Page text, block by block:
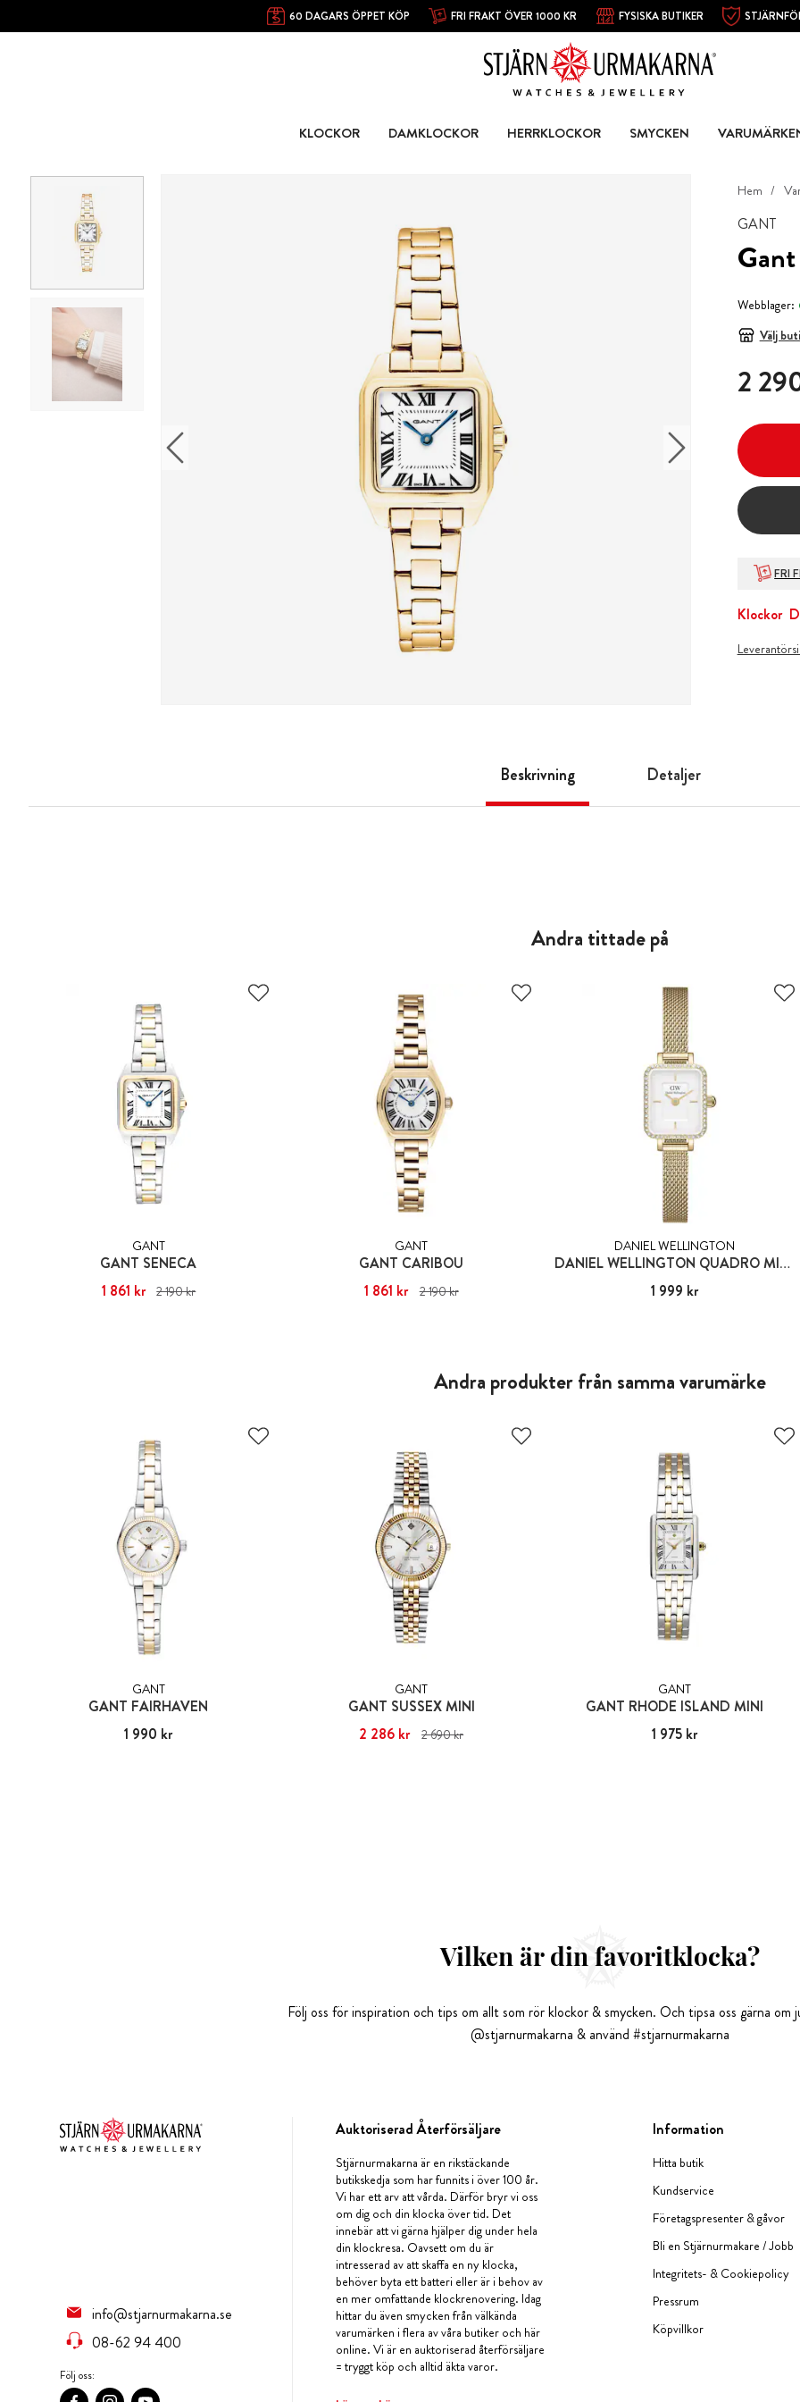
60 DAGARS ÖPPET KÖP FRI FRAKT ÖVER 1000 KR FYSISKA BUTIKER
KLOCKOR DAMKLOCKOR HERRKLOCKOR SMYCKEN
Hem
GANT
Gant
Webblager:
Välj
Pris:2
2
FRI
Klockor
Beskrivning Detaljer
Andra tittade på
GANT
GANT SENECA
Nuvarande pris:1 861 krTidigare pris
1 861 kr 2 190 kr
GANT
GANT CARIBOU
Nuvarande pris :1 861 krTidigare pris
1 861 kr 2 190 kr
DANIEL WELLINGTON
DANIEL WELLINGTON QUADRO MINI EVERGOLD
Pris :1 999 kr
1 999 kr
Andra produkter från samma varumärke
GANT
GANT FAIRHAVEN
Pris :1 990 kr
1 990 kr
GANT
GANT SUSSEX MINI
Nuvarande pris: 2 286 krTidigare pris
2 286 kr 2 690 kr
GANT
GANT RHODE ISLAND MINI
Pris :1 975 kr
1 975 kr
Vilken är din favoritklocka?
Följ oss för inspiration och tips om allt som rör klockor & smycken. Och tipsa oss gärna om
@stjarnurmakarna & använd #stjarnurmakarna
info@stjarnurmakarna.se
08-62 94 400
Följ oss:
Auktoriserad Återförsäljare
Stjärnurmakarna är en rikstäckande
butikskedja som har funnits i över 100 år.
Vi har ett arv att vårda. Därför bryr vi oss
om dig och din klocka över tid. Det
innebär att vi gärna hjälper dig under hela
din klockresa. Oavsett om du är
intresserad av att skaffa en ny klocka,
behöver byta ett batteri eller är i behov av
en mer omfattande klockrenovering. Idag
hittar du även smycken från välkända
varumärken i flera av våra butiker och här
online. Vi är en auktoriserad återförsäljare
= tryggt köp och alltid äkta varor.
Information
Hitta butik
Kundservice
Företagspresenter & gåvor
Bli en Stjärnurmakare / Jobb
Integritets- & Cookiepolicy
Pressrum
Köpvillkor